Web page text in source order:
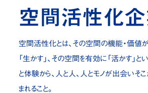
会社概要
沿革
拠点
乃村工藝社グループ
採用
空間活性化
空間活性化とは、その空間の機能・価値が
「生かす」、 その空間を有効に「活かす」と
と体験から、人と人、 人とモノが出会いそこ
まれること。